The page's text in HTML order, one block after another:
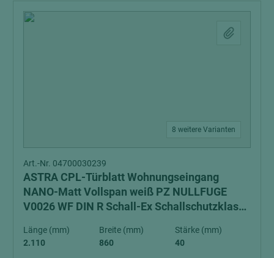
8 weitere Varianten
Art.-Nr. 04700030239
ASTRA CPL-Türblatt Wohnungseingang
NANO-Matt Vollspan weiß PZ NULLFUGE
V0026 WF DIN R Schall-Ex Schallschutzklasse
Länge (mm)
2.110
Breite (mm)
860
Stärke (mm)
40